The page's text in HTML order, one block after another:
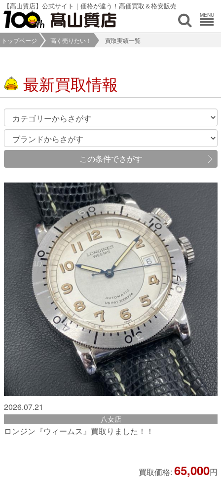
【高山質店】公式サイト｜価格が違う！高価買取＆格安販売
MENU
トップページ 高く売りたい！ 買取実績一覧
最新買取情報
この条件でさがす
2026.07.21
八女店
ロンジン『ウィームス』買取りました！！
買取価格: 65,000円